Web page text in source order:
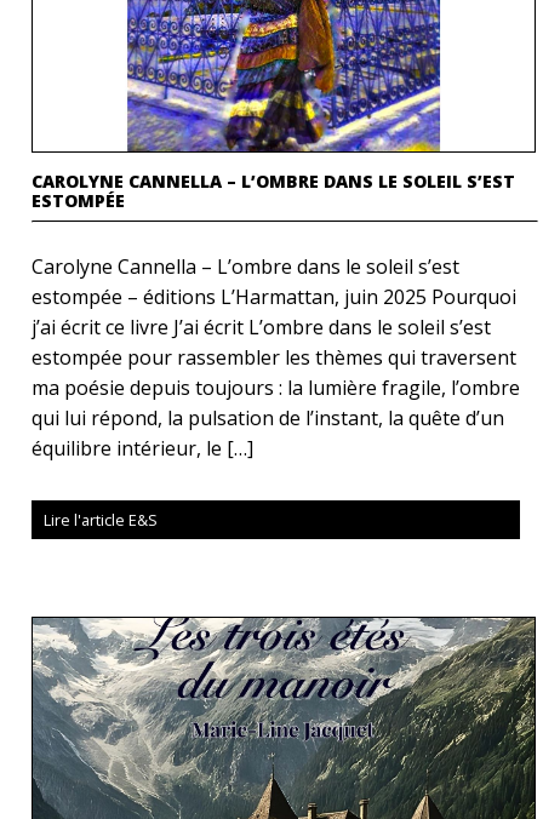
CAROLYNE CANNELLA – L’OMBRE DANS LE SOLEIL S’EST
ESTOMPÉE
Carolyne Cannella – L’ombre dans le soleil s’est
estompée – éditions L’Harmattan, juin 2025 Pourquoi
j’ai écrit ce livre J’ai écrit L’ombre dans le soleil s’est
estompée pour rassembler les thèmes qui traversent
ma poésie depuis toujours : la lumière fragile, l’ombre
qui lui répond, la pulsation de l’instant, la quête d’un
équilibre intérieur, le […]
Lire l'article E&S